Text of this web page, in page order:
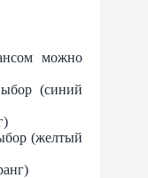
можно
(синий
(желтый